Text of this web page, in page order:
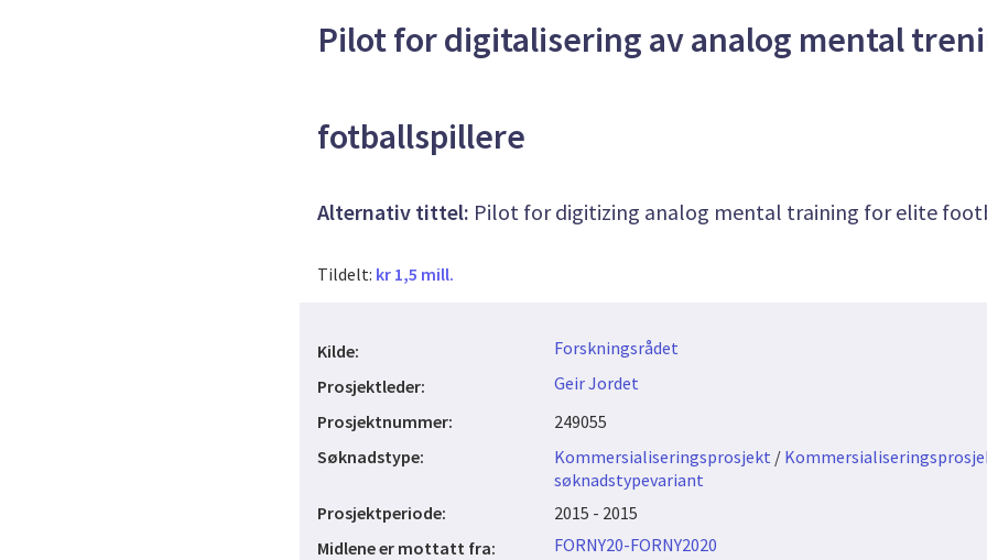
Pilot for digitalisering av analog mental
fotballspillere
Alternativ tittel: Pilot for digitizing analog mental training for elite
Tildelt: kr 1,5 mill.
Kilde:
Forskningsrådet
Prosjektleder:
Geir Jordet
Prosjektnummer:
249055
Søknadstype:
Kommersialiseringsprosjekt /
søknadstypevariant
Prosjektperiode:
2015 - 2015
Midlene er mottatt fra:
FORNY20-FORNY2020